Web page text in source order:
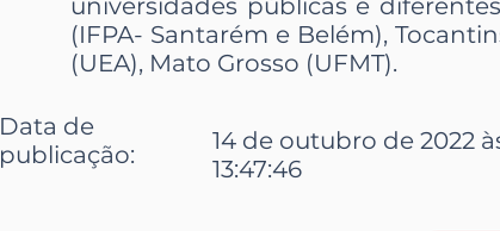
(IFPA- Santarém e Belém),
(UEA), Mato Grosso (UFMT).
Data de
publicação:
14 de outubro de 2022
13:47:46